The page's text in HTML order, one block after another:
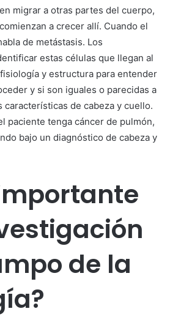
migrar a otras partes del cuerpo,
a crecer allí. Cuando el
de metástasis. Los
estas células que llegan al
y estructura para entender
y si son iguales o parecidas a
características de cabeza y cuello.
paciente tenga cáncer de pulmón,
bajo un diagnóstico de cabeza y
de la